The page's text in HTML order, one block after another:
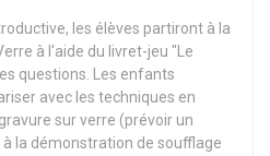
les élèves partiront à la
à l'aide du livret-jeu "Le
questions. Les enfants
avec les techniques en
sur verre (prévoir un
la démonstration de soufflage